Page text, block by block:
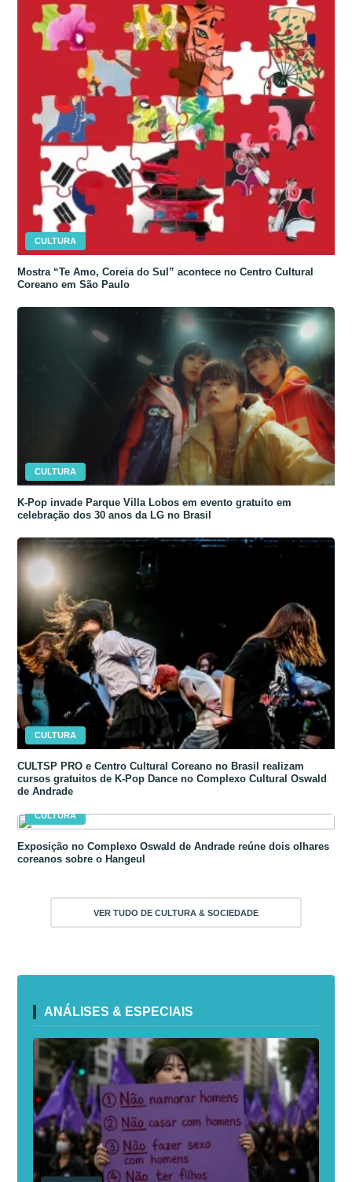
CULTURA
Mostra “Te Amo, Coreia do Sul” acontece no Centro Cultural
Coreano em São Paulo
CULTURA
K-Pop invade Parque Villa Lobos em evento gratuito em
celebração dos 30 anos da LG no Brasil
CULTURA
CULTSP PRO e Centro Cultural Coreano no Brasil realizam
cursos gratuitos de K-Pop Dance no Complexo Cultural Oswald
de Andrade
CULTURA
Exposição no Complexo Oswald de Andrade reúne dois olhares
coreanos sobre o Hangeul
VER TUDO DE CULTURA & SOCIEDADE
ANÁLISES & ESPECIAIS